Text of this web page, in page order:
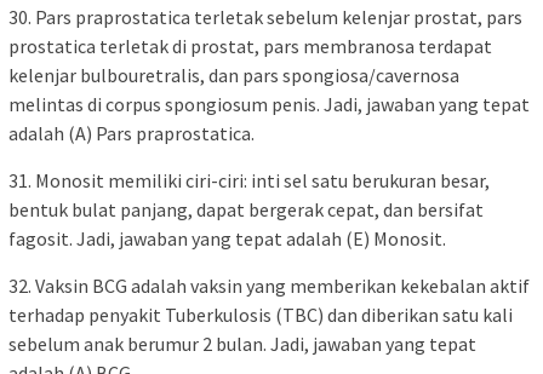
30. Pars praprostatica terletak sebelum kelenjar prostat, pars
prostatica terletak di prostat, pars membranosa terdapat
kelenjar bulbouretralis, dan pars spongiosa/cavernosa
melintas di corpus spongiosum penis. Jadi, jawaban yang tepat
adalah (A) Pars praprostatica.
31. Monosit memiliki ciri-ciri: inti sel satu berukuran besar,
bentuk bulat panjang, dapat bergerak cepat, dan bersifat
fagosit. Jadi, jawaban yang tepat adalah (E) Monosit.
32. Vaksin BCG adalah vaksin yang memberikan kekebalan aktif
terhadap penyakit Tuberkulosis (TBC) dan diberikan satu kali
sebelum anak berumur 2 bulan. Jadi, jawaban yang tepat